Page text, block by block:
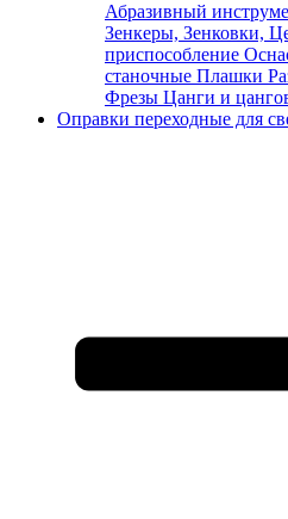
Абразивный
Зенкеры, Зенковки,
приспособление
станочные Плашки
Фрезы Цанги и
Оправки переходные для